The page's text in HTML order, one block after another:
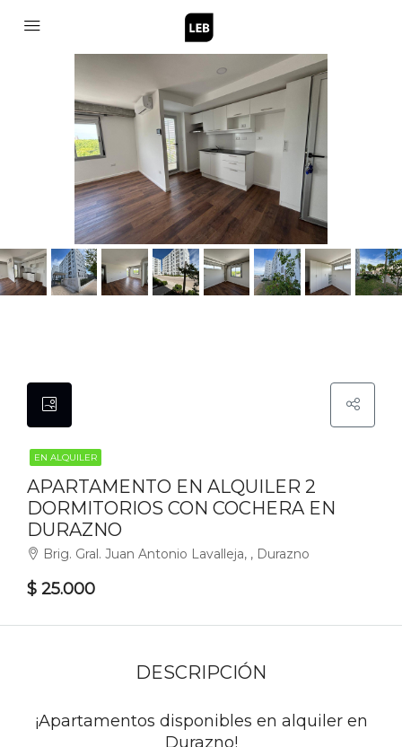
EN ALQUILER
APARTAMENTO EN ALQUILER 2
DORMITORIOS CON COCHERA EN
DURAZNO
Brig. Gral. Juan Antonio Lavalleja, , Durazno
$ 25.000
DESCRIPCIÓN
¡Apartamentos disponibles en alquiler en
Durazno!